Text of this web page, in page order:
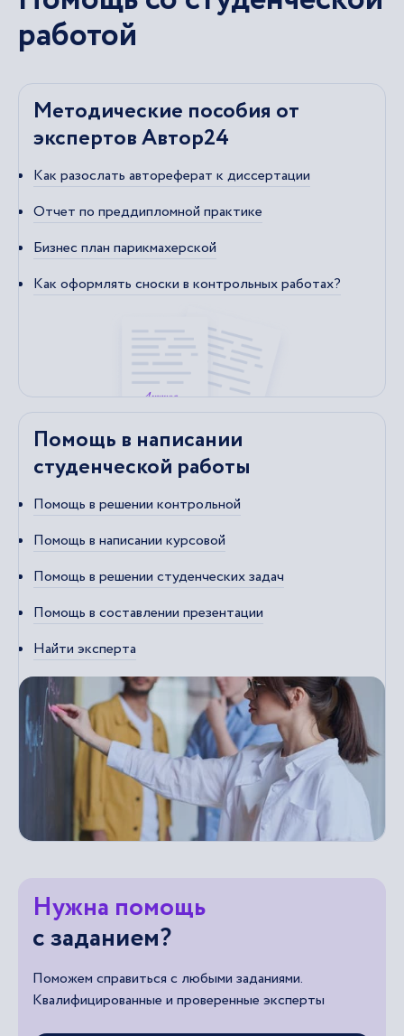
работой
Методические пособия от
экспертов Автор24
Как разослать автореферат к диссертации
Отчет по преддипломной практике
Бизнес план парикмахерской
Как оформлять сноски в контрольных работах?
Помощь в написании
студенческой работы
Помощь в решении контрольной
Помощь в написании курсовой
Помощь в решении студенческих задач
Помощь в составлении презентации
Найти эксперта
Нужна помощь
с заданием?
Поможем справиться с любыми заданиями.
Квалифицированные и проверенные эксперты